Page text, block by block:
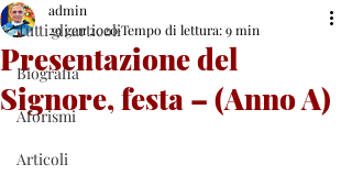
Tutti gli articoli
Biografia
Aforismi
Articoli
Presentazione del
Signore, festa – (Anno A)
admin
29 gen 2020Tempo di lettura: 9 min